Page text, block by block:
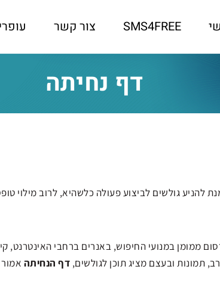
SMS4FREE צור קשר
דף נחיתה
גולשים לביצוע פעולה כלשהיא, לרוב מילוי
ממומן במנועי החיפוש, באנרים ברחבי האינטרנט,
תמונות ובעצם מציג תוכן לגולשים, דף הנחיתה